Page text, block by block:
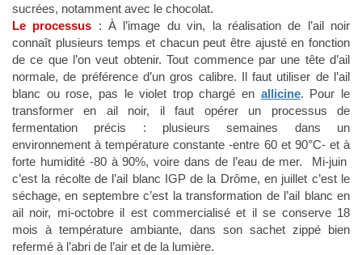
sucrées, notamment avec le chocolat.
Le processus : À l’image du vin, la réalisation de l’ail noir
connaît plusieurs temps et chacun peut être ajusté en fonction
de ce que l’on veut obtenir. Tout commence par une tête d’ail
normale, de préférence d’un gros calibre. Il faut utiliser de l’ail
blanc ou rose, pas le violet trop chargé en allicine. Pour le
transformer en ail noir, il faut opérer un processus de
fermentation précis : plusieurs semaines dans un
environnement à température constante -entre 60 et 90°C- et à
forte humidité -80 à 90%, voire dans de l’eau de mer. Mi-juin
c’est la récolte de l’ail blanc IGP de la Drôme, en juillet c’est le
séchage, en septembre c’est la transformation de l’ail blanc en
ail noir, mi-octobre il est commercialisé et il se conserve 18
mois à température ambiante, dans son sachet zippé bien
refermé à l’abri de l’air et de la lumière.